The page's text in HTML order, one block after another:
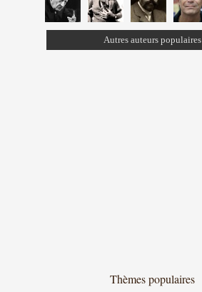
Autres auteurs populaires
Thèmes populaires